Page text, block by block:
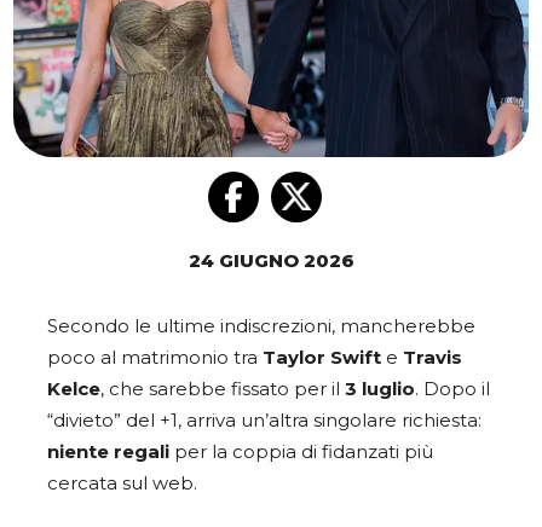
24 GIUGNO 2026
Secondo le ultime indiscrezioni, mancherebbe
poco al matrimonio tra Taylor Swift e Travis
Kelce, che sarebbe fissato per il 3 luglio. Dopo il
“divieto” del +1, arriva un’altra singolare richiesta:
niente regali per la coppia di fidanzati più
cercata sul web.